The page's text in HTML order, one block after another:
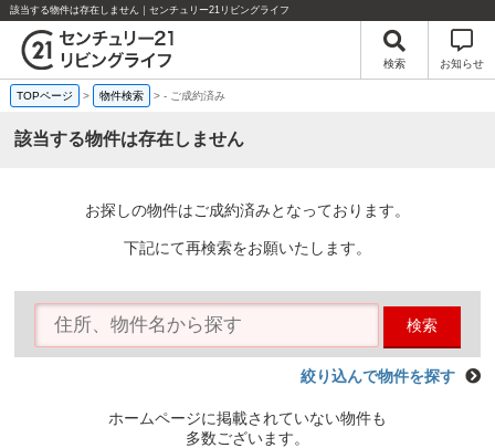
該当する物件は存在しません｜センチュリー21リビングライフ
検索 お知らせ
TOPページ > 物件検索 >- ご成約済み
該当する物件は存在しません
お探しの物件はご成約済みとなっております。
下記にて再検索をお願いたします。
検索
絞り込んで物件を探す
ホームページに掲載されていない物件も
多数ございます。